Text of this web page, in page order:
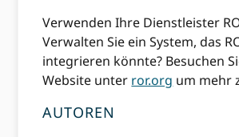
Verwenden Ihre Dienstleister
Verwalten Sie ein System, das
integrieren könnte? Besuchen
Website unter ror.org um mehr
AUTOREN